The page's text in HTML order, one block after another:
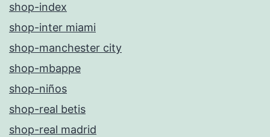
shop-index
shop-inter miami
shop-manchester city
shop-mbappe
shop-niños
shop-real betis
shop-real madrid